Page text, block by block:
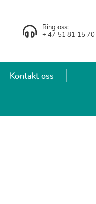
Ring oss:
+ 47 51 81 15 70
Kontakt oss